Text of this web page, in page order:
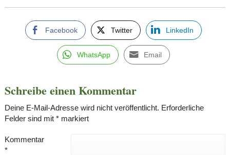
Facebook Twitter LinkedIn
WhatsApp Email
Schreibe einen Kommentar
Deine E-Mail-Adresse wird nicht veröffentlicht. Erforderliche
Felder sind mit *markiert
Kommentar
*